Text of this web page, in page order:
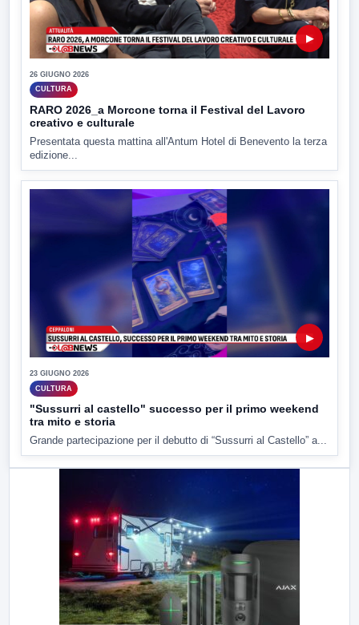
▶
26 GIUGNO 2026
CULTURA
RARO 2026_a Morcone torna il Festival del Lavoro
creativo e culturale
Presentata questa mattina all'Antum Hotel di Benevento la terza
edizione...
▶
23 GIUGNO 2026
CULTURA
"Sussurri al castello" successo per il primo weekend
tra mito e storia
Grande partecipazione per il debutto di “Sussurri al Castello” a...